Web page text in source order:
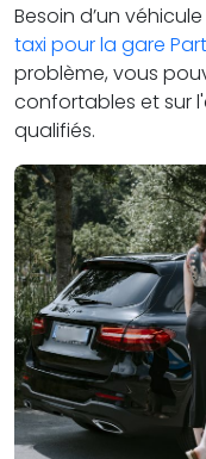
Besoin d’un
taxi pour la gare
problème, vous
confortables et sur
qualifiés.